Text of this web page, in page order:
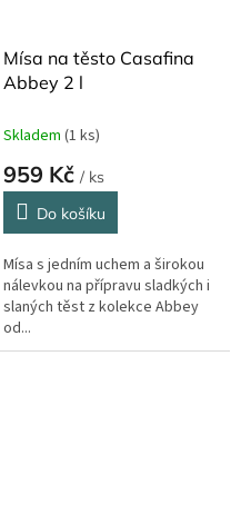
Mísa na těsto Casafina
Abbey 2 l
Skladem (1 ks)
959 Kč / ks
Do košíku
Mísa s jedním uchem a širokou
nálevkou na přípravu sladkých i
slaných těst z kolekce Abbey
od...